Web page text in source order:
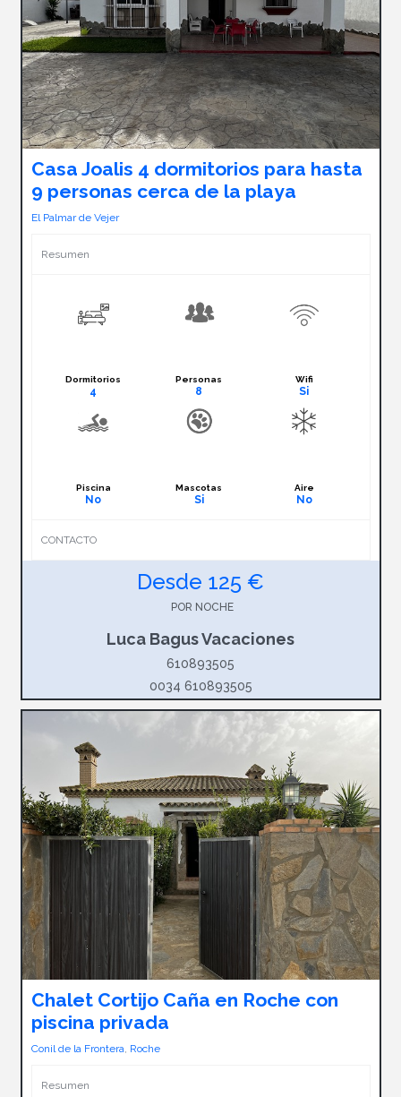
Casa Joalis 4 dormitorios para hasta
9 personas cerca de la playa
El Palmar de Vejer
Resumen
Dormitorios
4
Personas
8
Wifi
Si
Piscina
No
Mascotas
Si
Aire
No
CONTACTO
Desde 125 €
POR NOCHE
Luca Bagus Vacaciones
610893505
0034 610893505
Chalet Cortijo Caña en Roche con
piscina privada
Conil de la Frontera Roche
Resumen